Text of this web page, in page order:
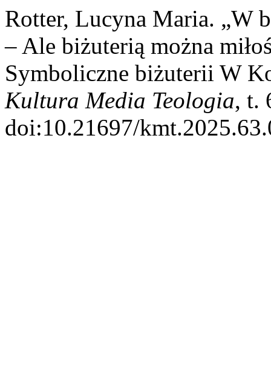
Rotter, Lucyna Maria. „W
– Ale biżuterią można
Symboliczne biżuterii W
Kultura Media Teologia, t.
doi:10.21697/